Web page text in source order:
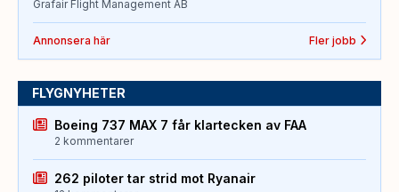
Grafair Flight Management AB
Annonsera här Fler jobb
FLYGNYHETER
Boeing 737 MAX 7 får klartecken av FAA
2 kommentarer
262 piloter tar strid mot Ryanair